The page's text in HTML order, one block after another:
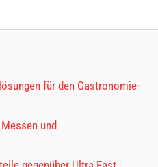
für den Gastronomie-
und